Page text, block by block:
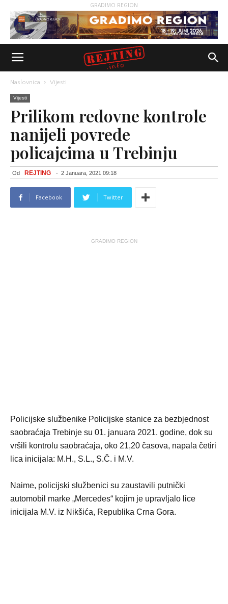
GRADIMO REGION
Naslovnica Vijesti
Vijesti
Prilikom redovne kontrole
nanijeli povrede
policajcima u Trebinju
Od REJTING - 2 Januara, 2021 09:18
Facebook Twitter
GRADIMO REGION
Policijske službenike Policijske stanice za bezbjednost
saobraćaja Trebinje su 01. januara 2021. godine, dok su
vršili kontrolu saobraćaja, oko 21,20 časova, napala četiri
lica inicijala: M.H., S.L., S.Č. i M.V.
Naime, policijski službenici su zaustavili putnički
automobil marke „Mercedes“ kojim je upravljalo lice
inicijala M.V. iz Nikšića, Republika Crna Gora.